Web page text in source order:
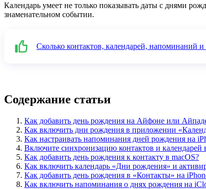
Календарь умеет не только показывать даты с днями
знаменательном событии.
Сколько контактов, календарей, напоминаний
Содержание статьи
Как добавить день рождения на Айфоне или
Как включить дни рождения в приложении
Как настраивать напоминания дней рождения на
Включите синхронизацию контактов и календарей
Как добавить день рождения к контакту в macOS?
Как включить календарь «Дни рождения» и
Как добавить день рождения в «Контакты» на
Как включить напоминания о днях рождения на